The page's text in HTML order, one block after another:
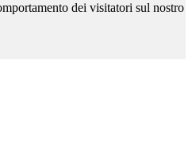
dei visitatori sul nostro